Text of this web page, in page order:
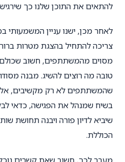
להתאים את התוכן שלנו כך שירגיש
לאחר מכן, ישנו עניין המשמעותי
צריכה להתחיל בהצגת מטרות
מסוים מהמשתתפים, חשוב שכולם
טובה מה רוצים להשיג. מבנה
שהמשתתפים לא רק מקשיבים,
בשיח שמנהל את הפגישה, כדאי
שיביא לדיון פורה ויבנה תחושת
הכוללת.
מעבר לכך, חשוב שאת קשרים